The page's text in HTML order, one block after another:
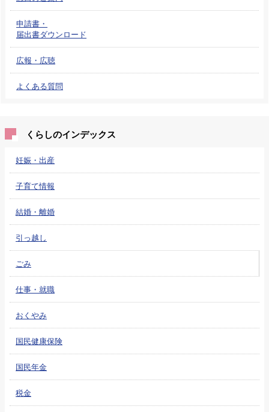
申請書・
届出書ダウンロード
広報・広聴
よくある質問
くらしのインデックス
妊娠・出産
子育て情報
結婚・離婚
引っ越し
ごみ
仕事・就職
おくやみ
国民健康保険
国民年金
税金